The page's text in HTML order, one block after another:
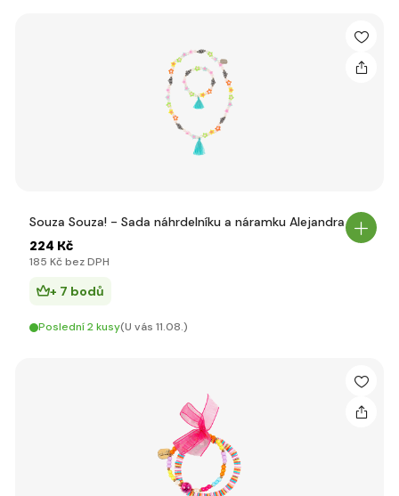
Souza Souza! - Sada náhrdelníku a náramku Alejandra
224 Kč
185 Kč bez DPH
+ 7 bodů
Poslední 2 kusy(U vás 11.08.)